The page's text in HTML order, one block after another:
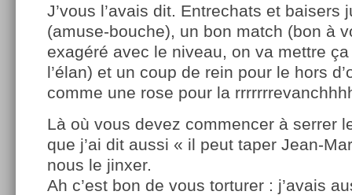
J’vous l’avais dit. Entrechats et baisers
(amuse-bouche), un bon match (bon à
exagéré avec le niveau, on va mettre
l’élan) et un coup de rein pour le hors
comme une rose pour la
Là où vous devez commencer à serrer
que j’ai dit aussi « il peut taper Jean-
nous le jinxer.
Ah c’est bon de vous torturer : j’avais